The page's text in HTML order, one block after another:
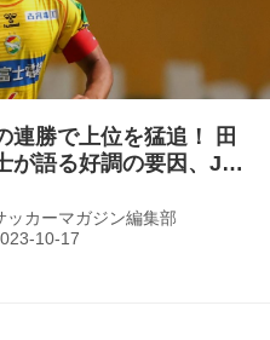
連勝で上位を猛追！ 田
が語る好調の要因、J1
の意気込み「千葉はJ1
ければいけないクラ
J2月間MVP受賞】
ッカーマガジン編集部